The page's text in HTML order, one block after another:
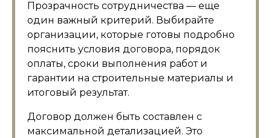
Прозрачность сотрудничества — еще
один важный критерий. Выбирайте
организации, которые готовы подробно
пояснить условия договора, порядок
оплаты, сроки выполнения работ и
гарантии на строительные материалы и
итоговый результат.
Договор должен быть составлен с
максимальной детализацией. Это